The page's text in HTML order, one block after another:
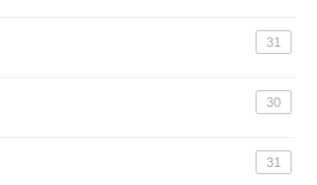
31
30
31